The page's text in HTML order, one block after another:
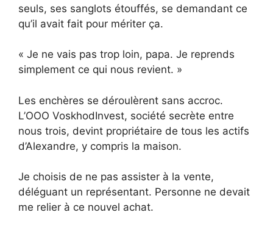
seuls, ses sanglots étouffés, se demandant ce
qu’il avait fait pour mériter ça.
« Je ne vais pas trop loin, papa. Je reprends
simplement ce qui nous revient. »
Les enchères se déroulèrent sans accroc.
L’OOO VoskhodInvest, société secrète entre
nous trois, devint propriétaire de tous les actifs
d’Alexandre, y compris la maison.
Je choisis de ne pas assister à la vente,
déléguant un représentant. Personne ne devait
me relier à ce nouvel achat.